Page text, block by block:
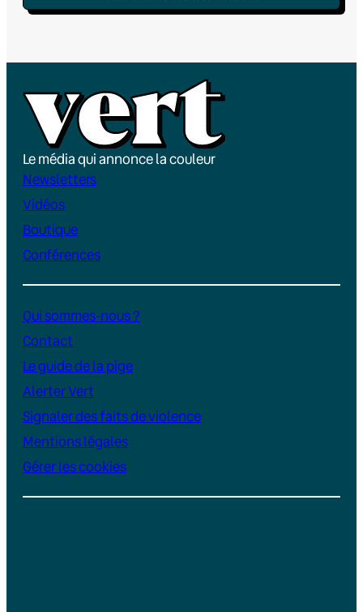
Le média qui annonce la couleur
Newsletters
Vidéos
Boutique
Conférences
Qui sommes-nous ?
Contact
Le guide de la pige
Alerter Vert
Signaler des faits de violence
Mentions légales
Gérer les cookies